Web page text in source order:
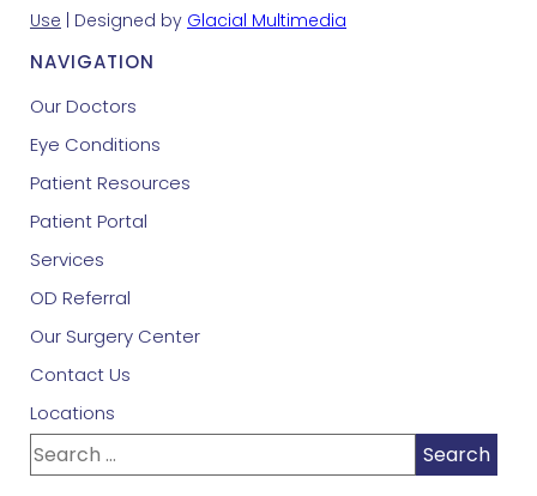
Use | Designed by Glacial Multimedia
NAVIGATION
Our Doctors
Eye Conditions
Patient Resources
Patient Portal
Services
OD Referral
Our Surgery Center
Contact Us
Locations